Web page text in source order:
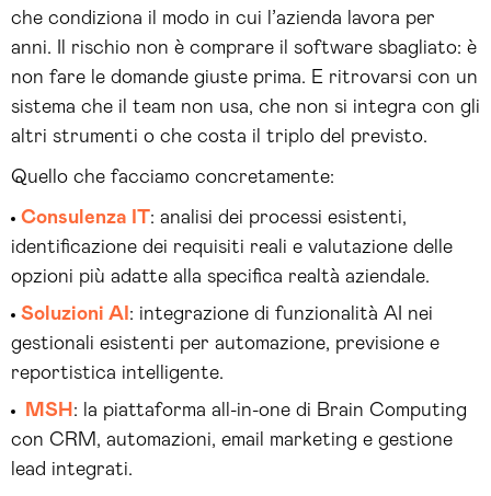
che condiziona il modo in cui l’azienda lavora per
anni. Il rischio non è comprare il software sbagliato: è
non fare le domande giuste prima. E ritrovarsi con un
sistema che il team non usa, che non si integra con gli
altri strumenti o che costa il triplo del previsto.
Quello che facciamo concretamente:
Consulenza IT: analisi dei processi esistenti,
identificazione dei requisiti reali e valutazione delle
opzioni più adatte alla specifica realtà aziendale.
Soluzioni AI : integrazione di funzionalità AI nei
gestionali esistenti per automazione, previsione e
reportistica intelligente.
MSH : la piattaforma all-in-one di Brain Computing
con CRM, automazioni, email marketing e gestione
lead integrati.